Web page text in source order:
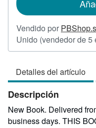
Vendido por
Unido (vendedor de 5
Detalles del artículo
Descripción
New Book. Delivered
business days. THIS